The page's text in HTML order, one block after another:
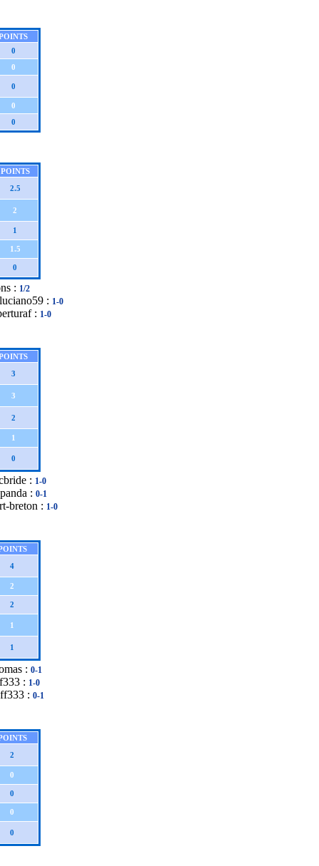
0
0
0
0
0
POINTS
2.5
2
1
1.5
0
: 1/2
: 1-0
: 1-0
3
3
2
1
0
: 1-0
: 0-1
breton : 1-0
4
2
2
1
1
: 0-1
: 1-0
: 0-1
2
0
0
0
0